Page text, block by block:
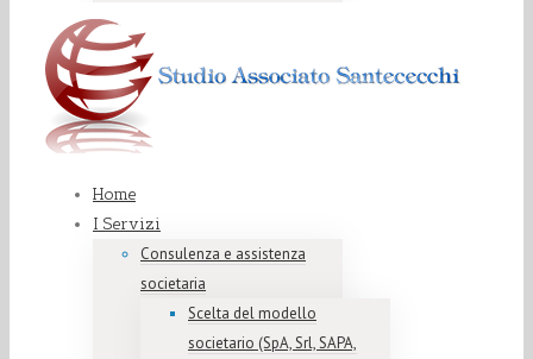
Home
I Servizi
Consulenza e assistenza
societaria
Scelta del modello
societario (SpA, Srl, SAPA,